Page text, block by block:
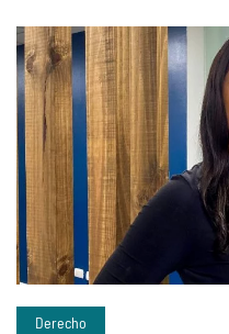
Derecho